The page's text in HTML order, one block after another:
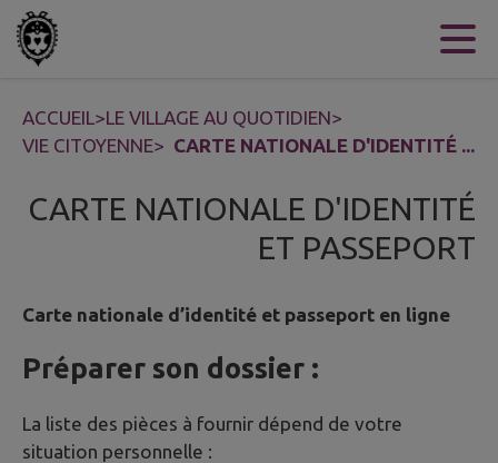
Contenu
ACCUEIL>LE VILLAGE AU QUOTIDIEN>
VIE CITOYENNE> CARTE NATIONALE D'IDENTITÉ ...
CARTE NATIONALE D'IDENTITÉ
ET PASSEPORT
Carte nationale d’identité et passeport en ligne
Préparer son dossier :
La liste des pièces à fournir dépend de votre
situation personnelle :